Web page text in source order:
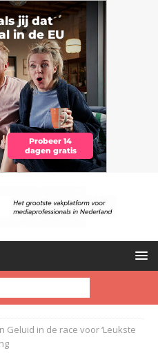
Geluid in de race voor ‘Leukste